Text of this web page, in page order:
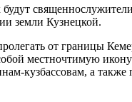
земли Кузнецкой.
от границы
собой местночтимую
кузбассовам, а также